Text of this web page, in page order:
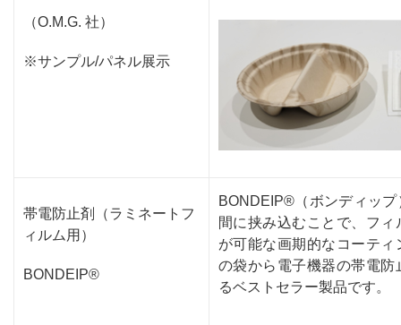
（O.M.G. 社）
※サンプル/パネル展示
帯電防止剤（ラミネートフ
ィルム用）
BONDEIP®
BONDEIP®（ボンディッ
間に挟み込むことで、フ
が可能な画期的なコーテ
の袋から電子機器の帯電
るベストセラー製品です。